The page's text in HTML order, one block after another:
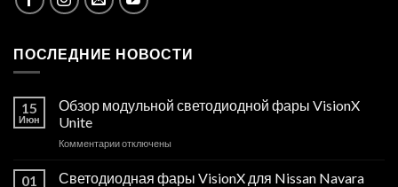
ПОСЛЕДНИЕ НОВОСТИ
15
Июн
Обзор модульной светодиодной фары VisionX
Unite
Комментариикотключены
01
Светодиодная фары VisionX для Nissan Navara